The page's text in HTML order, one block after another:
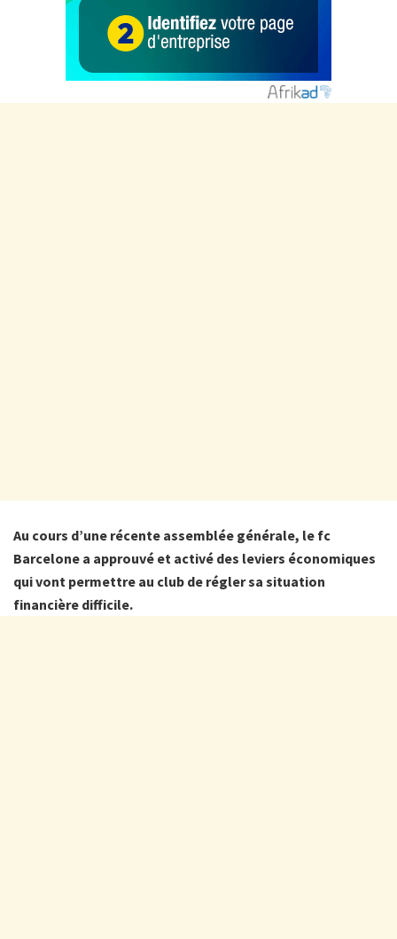
Au cours d’une récente assemblée générale, le fc
Barcelone a approuvé et activé des leviers économiques
qui vont permettre au club de régler sa situation
financière difficile.